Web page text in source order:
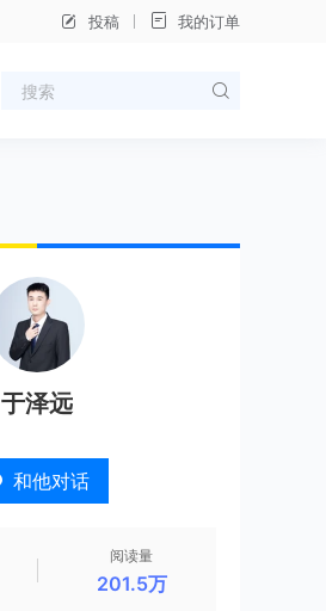
投稿 我的订单
于泽远
和他对话
阅读量
201.5万